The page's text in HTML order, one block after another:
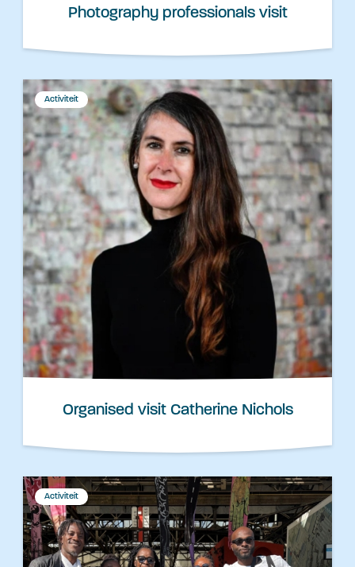
Photography professionals visit
Activiteit
Organised visit Catherine Nichols
Activiteit